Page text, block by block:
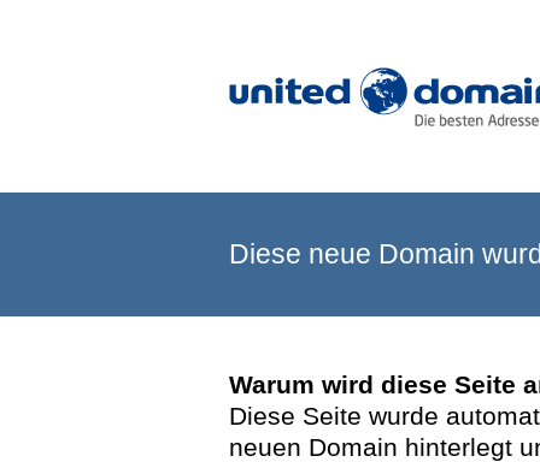
Diese neue Domain
Warum wird diese Seite
Diese Seite wurde
neuen Domain hinterlegt